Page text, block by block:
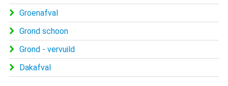
Groenafval
Grond schoon
Grond - vervuild
Dakafval